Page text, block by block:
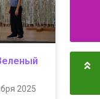
2025